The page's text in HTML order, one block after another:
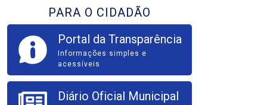
PARA O CIDADÃO
Portal da Transparência
Informações simples e
acessíveis
Diário Oficial Municipal